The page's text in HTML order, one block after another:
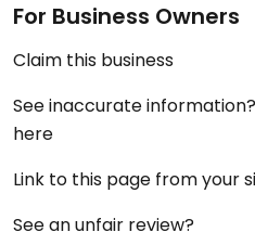
For Business Owners
Claim this business
See inaccurate
here
Link to this page from your
See an unfair review?